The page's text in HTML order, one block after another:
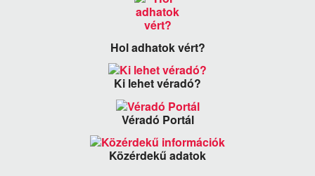
Hol adhatok vért?
Ki lehet véradó?
Véradó Portál
Közérdekű adatok